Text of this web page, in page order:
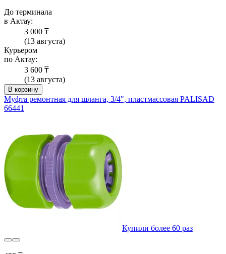
До терминала
в Актау:
3 000 ₸
(13 августа)
Курьером
по Актау:
3 600 ₸
(13 августа)
В корзину
Муфта ремонтная для шланга, 3/4", пластмассовая PALISAD
66441
Купили более 60 раз